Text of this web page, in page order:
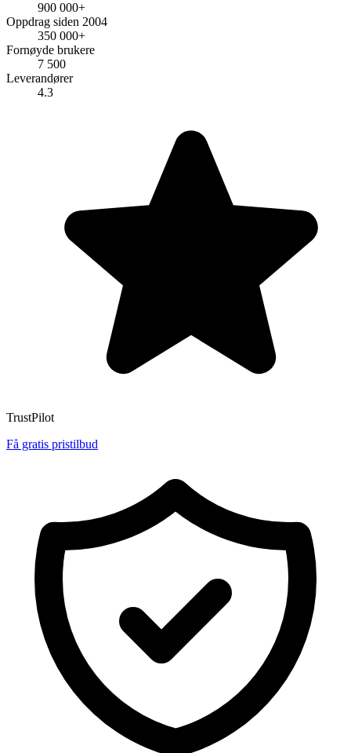
900 000+
Oppdrag siden 2004
350 000+
Fornøyde brukere
7 500
Leverandører
4.3
TrustPilot
Få gratis pristilbud